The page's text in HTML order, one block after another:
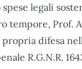
legali
tempore, Prof.
difesa
R.G.N.R.